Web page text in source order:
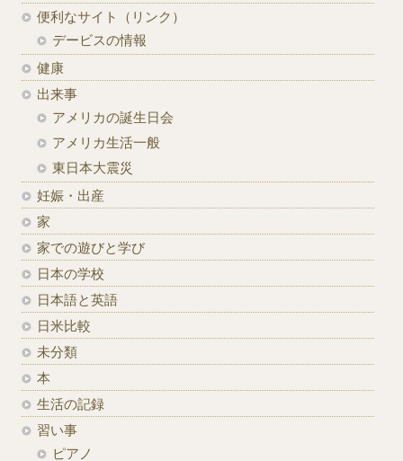
便利なサイト（リンク）
デービスの情報
健康
出来事
アメリカの誕生日会
アメリカ生活一般
東日本大震災
妊娠・出産
家
家での遊びと学び
日本の学校
日本語と英語
日米比較
未分類
本
生活の記録
習い事
ピアノ